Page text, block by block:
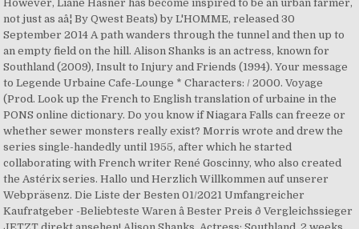
However, Liane Hasner has become inspired to be an urban farmer,
not just as aâ¦ By Qwest Beats) by L'HOMME, released 30
September 2014 A path wanders through the tunnel and then up to
an empty field on the hill. Alison Shanks is an actress, known for
Southland (2009), Insult to Injury and Friends (1994). Your message
to Legende Urbaine Cafe-Lounge * Characters: / 2000. Voyage
(Prod. Look up the French to English translation of urbaine in the
PONS online dictionary. Do you know if Niagara Falls can freeze or
whether sewer monsters really exist? Morris wrote and drew the
series single-handedly until 1955, after which he started
collaborating with French writer René Goscinny, who also created
the Astérix series. Hallo und Herzlich Willkommen auf unserer
Webpräsenz. Die Liste der Besten 01/2021 Umfangreicher
Kaufratgeber -Beliebteste Waren â Bester Preis ð Vergleichssieger